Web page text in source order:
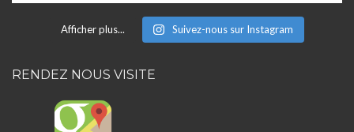
Afficher plus... Suivez-nous sur Instagram
RENDEZ NOUS VISITE